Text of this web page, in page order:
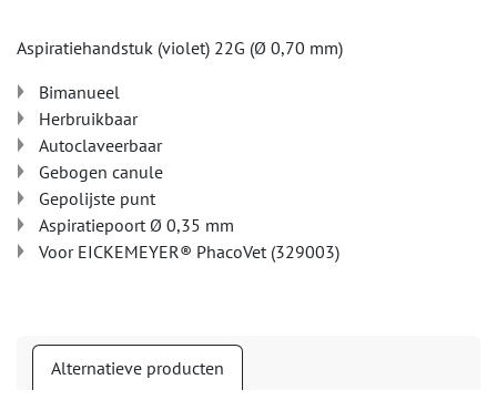
Aspiratiehandstuk (violet) 22G (Ø 0,70 mm)
Bimanueel
Herbruikbaar
Autoclaveerbaar
Gebogen canule
Gepolijste punt
Aspiratiepoort Ø 0,35 mm
Voor EICKEMEYER® PhacoVet (329003)
Alternatieve producten